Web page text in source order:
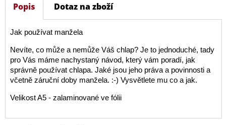
Popis Dotaz na zboží
Jak používat manžela
Nevíte, co může a nemůže Váš chlap? Je to jednoduché, tady
pro Vás máme nachystaný návod, který vám poradí, jak
správně používat chlapa. Jaké jsou jeho práva a povinnosti a
včetně záruční doby manžela. :-) Vysvětlete mu co a jak.
Velikost A5 - zalaminované ve fólii